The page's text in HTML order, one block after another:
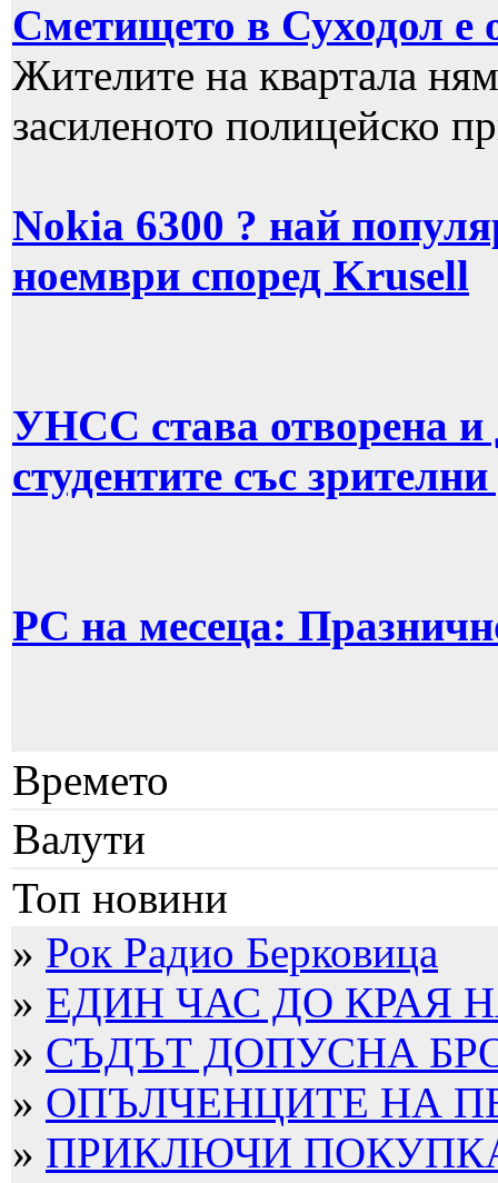
Сметището в Суходол е
Жителите на квартала
засиленото полицейско
Nokia 6300 ? най
ноември според Krusell
УНСС става отворена и
студентите със
PC на месеца:
Времето
Валути
Топ новини
» Рок Радио Берковица
» ЕДИН ЧАС ДО КРАЯ
» СЪДЪТ ДОПУСНА
» ОПЪЛЧЕНЦИТЕ НА
» ПРИКЛЮЧИ